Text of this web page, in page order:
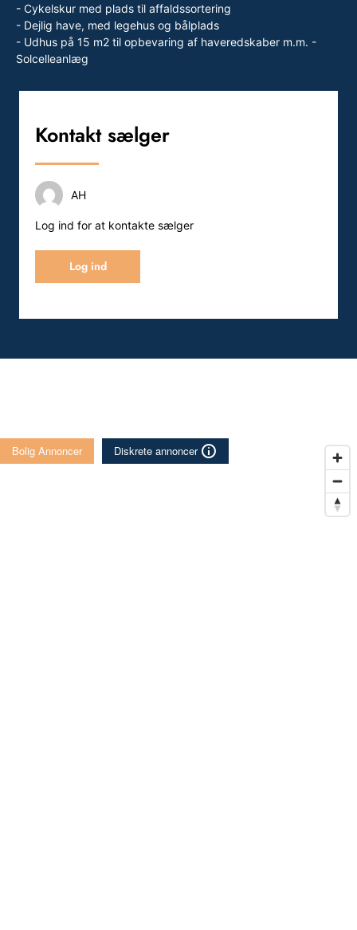
- Cykelskur med plads til affaldssortering
- Dejlig have, med legehus og bålplads
- Udhus på 15 m2 til opbevaring af haveredskaber m.m. -
Solcelleanlæg
Kontakt sælger
AH
Log ind for at kontakte sælger
Log ind
Bolig Annoncer Diskrete annoncer